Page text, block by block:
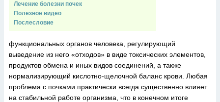
Лечение болезни почек
Полезное видео
Послесловие
функциональных органов человека, регулирующий
выведение из него «отходов» в виде токсических элементов,
продуктов обмена и иных видов соединений, а также
нормализирующий кислотно-щелочной баланс крови. Любая
проблема с почками практически всегда существенно влияет
на стабильной работе организма, что в конечном итоге